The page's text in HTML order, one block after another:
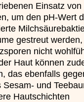
Einsatz von
um den pH-Wert
gestreut
nicht
Haut können
das ebenfalls
und
Hautschichten